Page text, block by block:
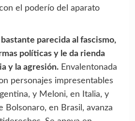
el poderío del aparato
parecida al fascismo,
políticas y le da rienda
y la agresión.Envalentonada
personajes impresentables
y Meloni, en Italia, y
Bolsonaro, en Brasil, avanza